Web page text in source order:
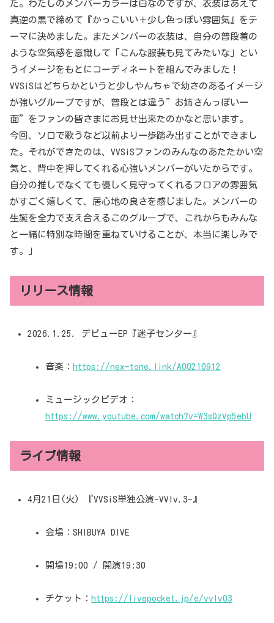
た。わたしのメンバーカラーは白なのですが、衣装はあえて
真逆の黒で締めて『かっこいい＋少し色っぽい雰囲気』をテ
ーマに決めました。またメンバーの衣装は、自分の普段着の
ような空気感を意識して「こんな服装も見てみたいな」とい
うイメージをもとにコーディネートを組んでみました！
VVSiSはどちらかというと少しやんちゃで幼さのあるイメージ
が強いグループですが、普段とは違う”お姉さんっぽい一
面”をファンの皆さまにお見せ出来たのかなと思います。
今回、ソロで歌うなど以前より一歩踏み出すことができまし
た。それができたのは、VVSiSファンのみんなのあたたかい空
気と、背中を押してくれる心強いメンバーがいたからです。
自分の推しでなくても優しく見守ってくれるフロアの雰囲気
がすごく嬉しくて、居心地の良さを感じました。メンバーの
生誕を全力で支え合えるこのグループで、これからもみんな
と一緒に特別な時間を重ねていけることが、本当に楽しみで
す。」
リリース情報
2026.1.25. デビューEP『迷子センター』
音楽： https://nex-tone.link/A00210912
ミュージックビデオ：
https://www.youtube.com/watch?v=W3sQzVp5ebU
ライブ情報
4月21日(火) 『VVSiS単独公演-VVlv.3-』
会場：SHIBUYA DIVE
開場19:00 / 開演19:30
チケット： https://livepocket.jp/e/vvlv03